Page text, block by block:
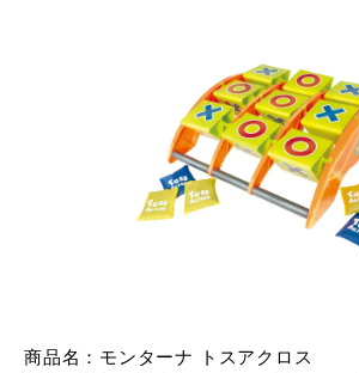
商品名：モンターナ トスアクロス